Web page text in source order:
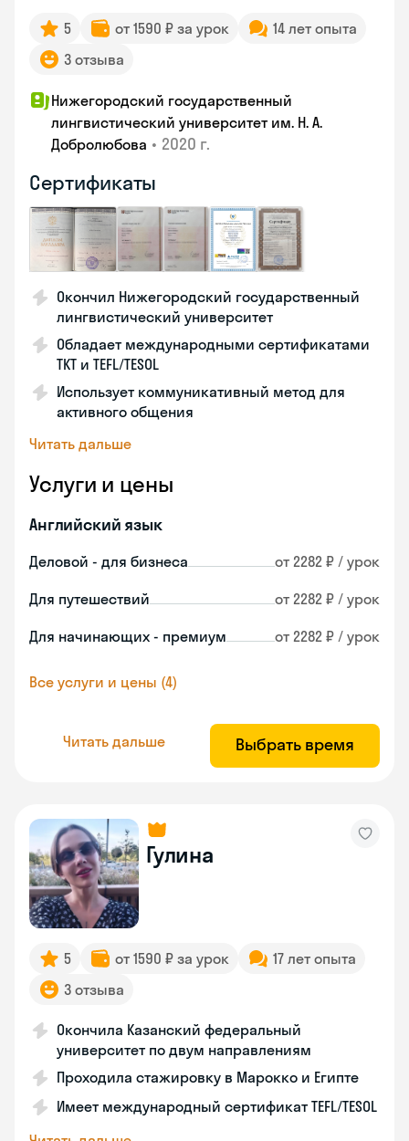
5 от 1590 ₽ за урок
14 лет опыта
3 отзыва
Нижегородский государственный
лингвистический университет им. Н. А.
Добролюбова • 2020 г.
Сертификаты
Окончил Нижегородский государственный
лингвистический университет
Обладает международными сертификатами
TKT и TEFL/TESOL
Использует коммуникативный метод для
активного общения
Читать дальше
Услуги и цены
Английский язык
Деловой - для бизнеса от 2282 ₽ / урок
Для путешествий от 2282 ₽ / урок
Для начинающих - премиум от 2282 ₽ / урок
Все услуги и цены (4)
Читать дальше Выбрать время
Гулина
5 от 1590 ₽ за урок
17 лет опыта
3 отзыва
Окончила Казанский федеральный
университет по двум направлениям
Проходила стажировку в Марокко и Египте
Имеет международный сертификат TEFL/TESOL